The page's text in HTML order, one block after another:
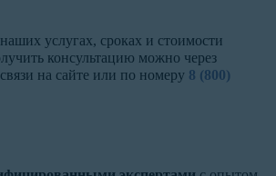
услугах, сроках и стоимости
консультацию можно через
на сайте или по номеру 8 (800)